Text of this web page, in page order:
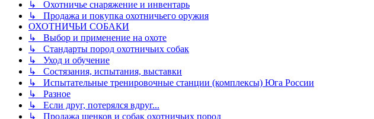
↳ Охотничье снаряжение и инвентарь
↳ Продажа и покупка охотничьего оружия
ОХОТНИЧЬИ СОБАКИ
↳ Выбор и применение на охоте
↳ Стандарты пород охотничьих собак
↳ Уход и обучение
↳ Состязания, испытания, выставки
↳ Испытательные тренировочные станции (комплексы) Юга России
↳ Разное
↳ Если друг, потерялся вдруг...
↳ Продажа щенков и собак охотничьих пород